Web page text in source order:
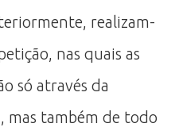
realizam-
nas quais as
só através da
mas também de todo